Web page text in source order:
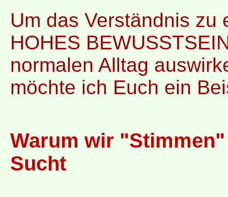
Um das Verständnis zu
HOHES
normalen Alltag
möchte ich Euch ein
Warum wir
Sucht